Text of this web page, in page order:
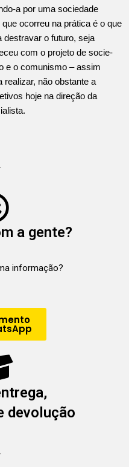
a por uma sociedade
ocorreu na prática é o que
destravar o futuro, seja
com o projeto de socie­
e o comunismo – assim
realizar, não obstante a
hoje na direção da
a gente?
informação?
devolução